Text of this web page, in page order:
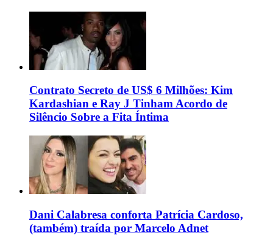
Contrato Secreto de US$ 6 Milhões: Kim
Kardashian e Ray J Tinham Acordo de
Silêncio Sobre a Fita Íntima
Dani Calabresa conforta Patrícia Cardoso,
(também) traída por Marcelo Adnet